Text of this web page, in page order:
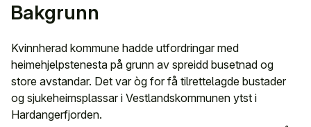
Bakgrunn
Kvinnherad kommune hadde utfordringar med
heimehjelpstenesta på grunn av spreidd busetnad og
store avstandar. Det var òg for få tilrettelagde bustader
og sjukeheimsplassar i Vestlandskommunen ytst i
Hardangerfjorden.